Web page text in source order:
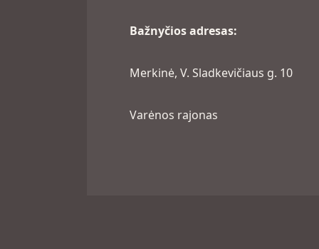
Bažnyčios adresas:
Merkinė, V. Sladkevičiaus g. 10
Varėnos rajonas